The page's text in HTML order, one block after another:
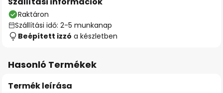
Raktáron
Szállítási idő: 2-5 munkanap
Beépített izzó a készletben
Hasonló Termékek
Termék leírása